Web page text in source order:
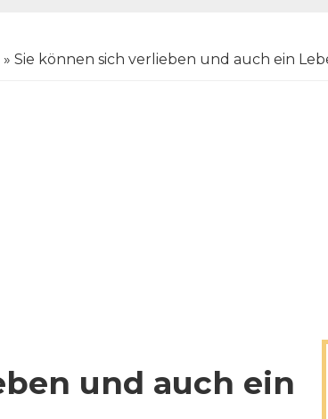
» Sie können sich verlieben und auch ein
und auch ein